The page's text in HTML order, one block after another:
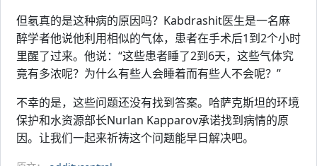
但氡真的是这种病的原因吗？Kabdrashit医生是一名麻
醉学者他说他利用相似的气体，患者在手术后1到2个小时
里醒了过来。他说：“这些患者睡了2到6天，这些气体究
竟有多浓呢？为什么有些人会睡着而有些人不会呢？”
不幸的是，这些问题还没有找到答案。哈萨克斯坦的环境
保护和水资源部长Nurlan Kapparov承诺找到病情的原
因。让我们一起来祈祷这个问题能早日解决吧。